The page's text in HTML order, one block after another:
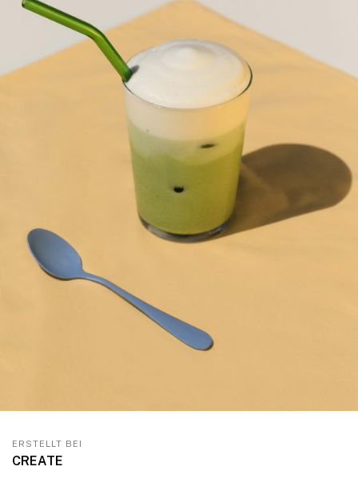
ERSTELLT BEI
CREATE